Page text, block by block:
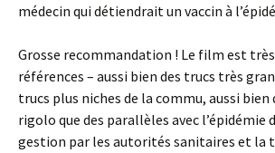
médecin qui détiendrait un vaccin à
Grosse recommandation ! Le film est
références – aussi bien des trucs très
trucs plus niches de la commu, aussi bien
rigolo que des parallèles avec l’épidémie
gestion par les autorités sanitaires et la